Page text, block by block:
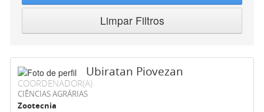
Limpar Filtros
Ubiratan Piovezan
COORDENADOR(A)
CIÊNCIAS AGRÁRIAS
Zootecnia